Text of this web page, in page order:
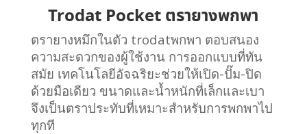
Trodat Pocket ตรายางพกพา
ตรายางหมึกในตัว trodatพกพา ตอบสนอง
ความสะดวกของผู้ใช้งาน การออกแบบที่ทัน
สมัย เทคโนโลยีอัจฉริยะช่วยให้เปิด-ปั๊ม-ปิด
ด้วยมือเดียว ขนาดและน้ำหนักที่เล็กและเบา
จึงเป็นตราประทับที่เหมาะสำหรับการพกพาไป
ทุกที